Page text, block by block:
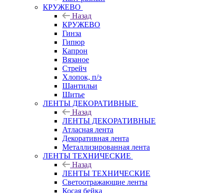
КРУЖЕВО
Назад
КРУЖЕВО
Гинза
Гипюр
Капрон
Вязаное
Стрейч
Хлопок, п/э
Шантильи
Шитье
ЛЕНТЫ ДЕКОРАТИВНЫЕ
Назад
ЛЕНТЫ ДЕКОРАТИВНЫЕ
Атласная лента
Декоративная лента
Металлизированная лента
ЛЕНТЫ ТЕХНИЧЕСКИЕ
Назад
ЛЕНТЫ ТЕХНИЧЕСКИЕ
Светоотражающие ленты
Косая бейка